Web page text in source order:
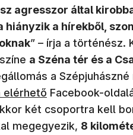
agresszor által
hiányzik a hírekből,
” – írja a történész.
a Széna tér és a
a
meg)
elérhető Facebook-
két csoportra kell
megegyezik, 8